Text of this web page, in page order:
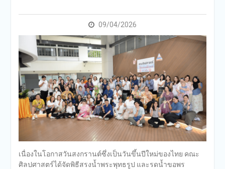
09/04/2026
เนื่องในโอกาสวันสงกรานต์ซึ่งเป็นวันขึ้นปีใหม่ของไทย คณะ
ศิลปศาสตร์ได้จัดพิธีสรงน้ำพระพุทธรูป และรดน้ำขอพร